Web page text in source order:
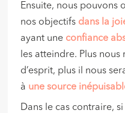
Ensuite, nous
nos objectifs dans la
ayant une confiance
les atteindre. Plus
d’esprit, plus il nous
à une source
Dans le cas contraire,